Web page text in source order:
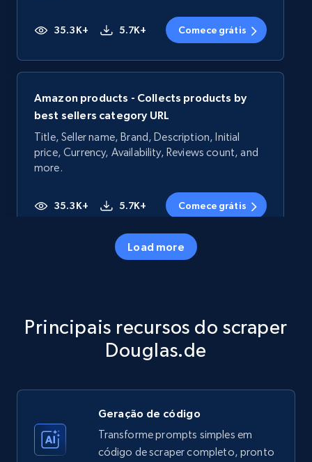
35.3K+ 5.7K+ Comece grátis
Amazon products - Collects products by
best sellers category URL
Title, Seller name, Brand, Description, Initial
price, Currency, Availability, Reviews count, and
more.
35.3K+ 5.7K+ Comece grátis
price, Currency, Availability, Reviews count, and
Amazon products - Collects products by
Load more
Principais recursos do scraper
Douglas.de
Geração de código
Transforme prompts simples em
código de scraper completo, pronto